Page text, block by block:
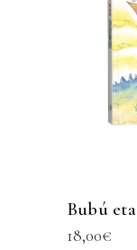
Bubú
18,00€